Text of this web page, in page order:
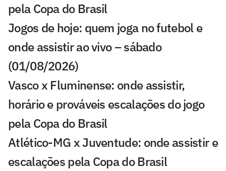
pela Copa do Brasil
Jogos de hoje: quem joga no futebol e
onde assistir ao vivo – sábado
(01/08/2026)
Vasco x Fluminense: onde assistir,
horário e prováveis escalações do jogo
pela Copa do Brasil
Atlético-MG x Juventude: onde assistir e
escalações pela Copa do Brasil